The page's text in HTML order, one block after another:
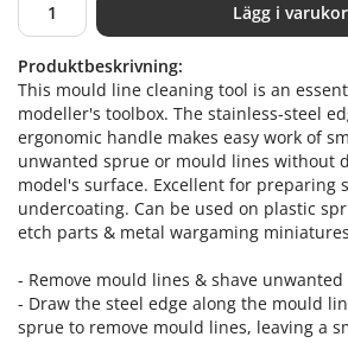
Lägg i
Produktbeskrivning:
This mould line cleaning tool is an
modeller's toolbox. The stainless-steel
ergonomic handle makes easy work of
unwanted sprue or mould lines without
model's surface. Excellent for preparing
undercoating. Can be used on plastic
etch parts & metal wargaming
- Remove mould lines & shave unwanted
- Draw the steel edge along the mould
sprue to remove mould lines, leaving a